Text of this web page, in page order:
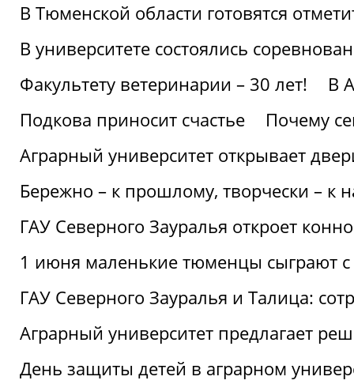
В Тюменской области готовятся
В университете состоялись
Факультету ветеринарии – 30 лет!
В
Подкова приносит счастье
Почему
Аграрный университет открывает
Бережно – к прошлому, творчески – к
ГАУ Северного Зауралья откроет
1 июня маленькие тюменцы сыграют с
ГАУ Северного Зауралья и Талица:
Аграрный университет предлагает
День защиты детей в аграрном